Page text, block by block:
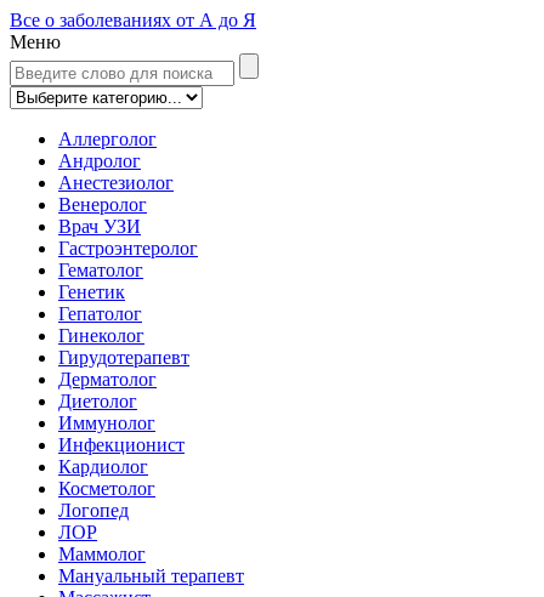
Все о заболеваниях от А до Я
Меню
Аллерголог
Андролог
Анестезиолог
Венеролог
Врач УЗИ
Гастроэнтеролог
Гематолог
Генетик
Гепатолог
Гинеколог
Гирудотерапевт
Дерматолог
Диетолог
Иммунолог
Инфекционист
Кардиолог
Косметолог
Логопед
ЛОР
Маммолог
Мануальный терапевт